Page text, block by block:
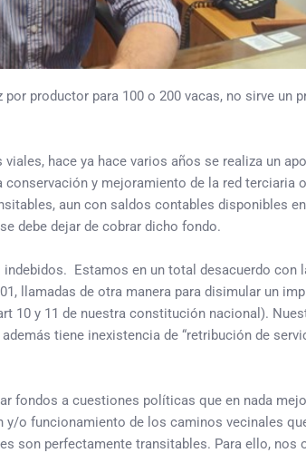
por productor para 100 o 200 vacas, no sirve un
hace ya hace varios años se realiza un
conservación y mejoramiento de la red terciaria
aun con saldos contables disponibles
debe dejar de cobrar dicho fondo.
Estamos en un total desacuerdo con
llamadas de otra manera para disimular un
10 y 11 de nuestra constitución nacional).
tiene inexistencia de “retribución de
fondos a cuestiones políticas que en nada
o funcionamiento de los caminos vecinales
son perfectamente transitables. Para ello, nos